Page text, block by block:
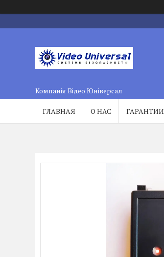
Компанія Відео Юніверсал
ГЛАВНАЯ О НАС ГАРАНТИИ